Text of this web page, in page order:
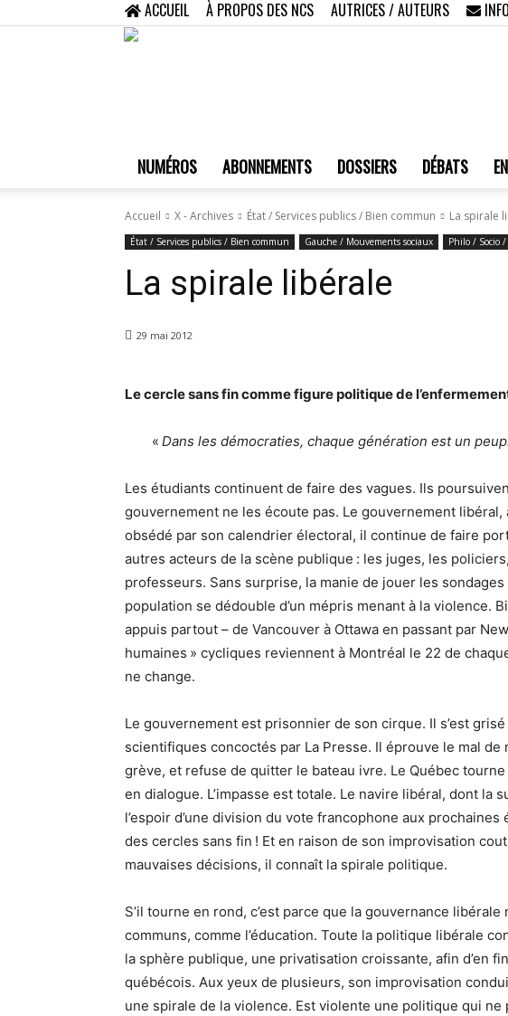
ACCUEIL À PROPOS DES NCS AUTRICES / AUTEURS
NUMÉROS ABONNEMENTS DOSSIERS DÉBATS
Accueil X - Archives État / Services publics / Bien commun La spirale
État / Services publics / Bien commun Gauche / Mouvements sociaux Philo / Socio
La spirale libérale
29 mai 2012
Le cercle sans fin comme figure politique de
« Dans les démocraties, chaque génération est un
Les étudiants continuent de faire des vagues. Ils
gouvernement ne les écoute pas. Le gouvernement libéral,
obsédé par son calendrier électoral, il continue de faire
autres acteurs de la scène publique : les juges, les
professeurs. Sans surprise, la manie de jouer les
population se dédouble d’un mépris menant à la violence.
appuis partout – de Vancouver à Ottawa en passant par
humaines » cycliques reviennent à Montréal le 22 de
ne change.
Le gouvernement est prisonnier de son cirque. Il s’est
scientifiques concoctés par La Presse. Il éprouve le mal
grève, et refuse de quitter le bateau ivre. Le Québec
en dialogue. L’impasse est totale. Le navire libéral, dont la
l’espoir d’une division du vote francophone aux
des cercles sans fin ! Et en raison de son improvisation
mauvaises décisions, il connaît la spirale politique.
S’il tourne en rond, c’est parce que la gouvernance libérale
communs, comme l’éducation. Toute la politique libérale
la sphère publique, une privatisation croissante, afin d’en
québécois. Aux yeux de plusieurs, son improvisation
une spirale de la violence. Est violente une politique qui